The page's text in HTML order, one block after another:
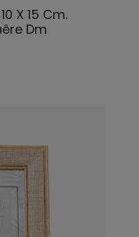
X 15 Cm.
Dm